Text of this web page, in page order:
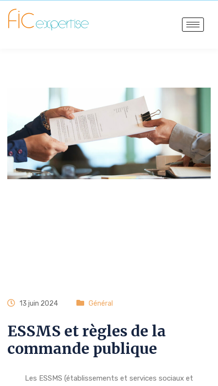
13 juin 2024 Général
ESSMS et règles de la
commande publique
Les ESSMS (établissements et services sociaux et